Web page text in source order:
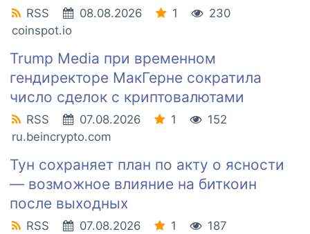
RSS 08.08.2026 1
230
coinspot.io
Trump Media при временном
гендиректоре МакГерне сократила
число сделок с криптовалютами
RSS 07.08.2026 1
152
ru.beincrypto.com
Тун сохраняет план по акту о ясности
— возможное влияние на биткоин
после выходных
RSS 07.08.2026 1
187